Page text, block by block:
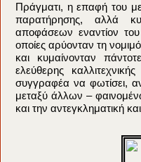
Πράγματι, η επαφή του
παρατήρησης, αλλά
αποφάσεων εναντίον
οποίες αρύονταν τη
και κυμαίνονταν
ελεύθερης
συγγραφέα να φωτίσει, αν
μεταξύ άλλων –
και την αντεγκληματική